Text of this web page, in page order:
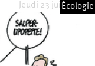
Jeudi 23 juillet 2026
Écologie